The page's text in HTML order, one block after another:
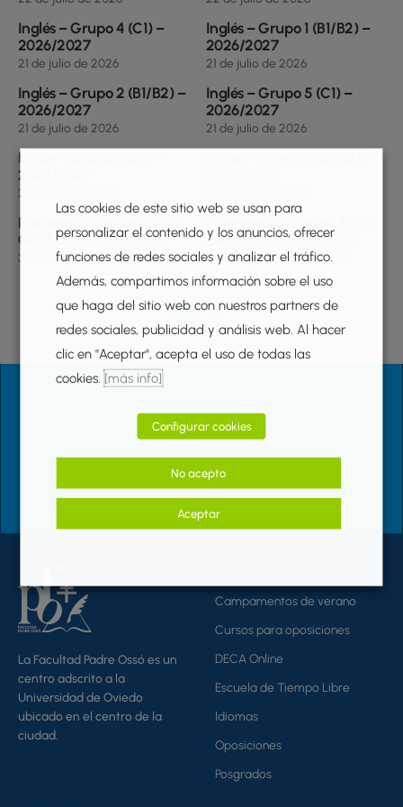
Inglés – Grupo 4 (C1) –
2026/2027
21 de julio de 2026
Inglés – Grupo 1 (B1/B2) –
2026/2027
21 de julio de 2026
Inglés – Grupo 2 (B1/B2) –
2026/2027
21 de julio de 2026
Inglés – Grupo 5 (C1) –
2026/2027
21 de julio de 2026
Inglés – Grupo 6 (C1) –
2026/2027
21 de julio de 2026
Programa Bilingüe – B2 –
GRUPO 1 – 2025/2026
30 de septiembre de 2025
Programa Bilingüe – B2 –
GRUPO 2 – 2025/2026
30 de septiembre de 2025
i
n
a
Formación Padre Ossó
Solicitar información
+34 985 21 65 53 (Ext.183)
Prado Picón s/n, Oviedo, Asturias
La Facultad Padre Ossó es un
centro adscrito a la
Universidad de Oviedo
ubicado en el centro de la
ciudad.
Campamentos de verano
Cursos para oposiciones
DECA Online
Escuela de Tiempo Libre
Idiomas
Oposiciones
Posgrados
Las cookies de este sitio web se usan para
personalizar el contenido y los anuncios, ofrecer
funciones de redes sociales y analizar el tráfico.
Además, compartimos información sobre el uso
que haga del sitio web con nuestros partners de
redes sociales, publicidad y análisis web. Al hacer
clic en "Aceptar", acepta el uso de todas las
cookies.[más info]
Configurar cookies
No acepto
Aceptar